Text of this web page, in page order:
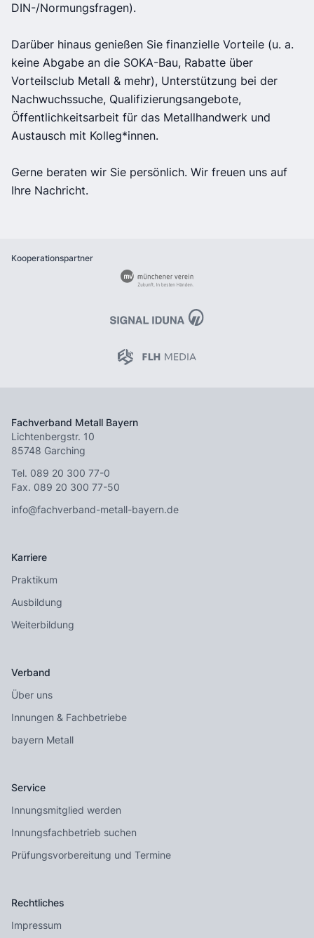
DIN-/Normungsfragen).
Darüber hinaus genießen Sie finanzielle Vorteile (u. a.
keine Abgabe an die SOKA-Bau, Rabatte über
Vorteilsclub Metall & mehr), Unterstützung bei der
Nachwuchssuche, Qualifizierungsangebote,
Öffentlichkeitsarbeit für das Metallhandwerk und
Austausch mit Kolleg*innen.
Gerne beraten wir Sie persönlich. Wir freuen uns auf
Ihre Nachricht.
Kooperationspartner
Fachverband Metall Bayern
Lichtenbergstr. 10
85748 Garching
Tel. 089 20 300 77-0
Fax. 089 20 300 77-50
info@fachverband-metall-bayern.de
Karriere
Praktikum
Ausbildung
Weiterbildung
Verband
Über uns
Innungen & Fachbetriebe
bayern Metall
Service
Innungsmitglied werden
Innungsfachbetrieb suchen
Prüfungsvorbereitung und Termine
Rechtliches
Impressum